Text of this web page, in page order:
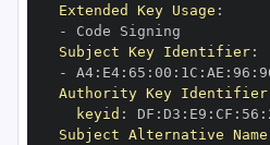
Extended Key Usage :
-
Subject Key Identifier:
-
A4: E4: 65 : 00 : 1C : AE : 96 :
Authority Key Identifier
keyid : DF : D3 : E9 : CF : 56 :
Subject Alternative